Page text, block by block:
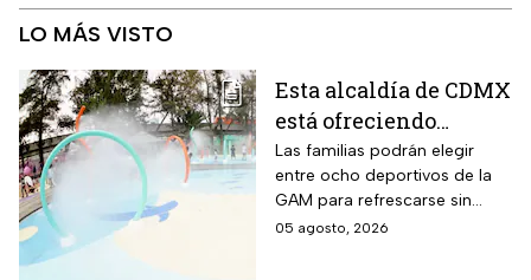
LO MÁS VISTO
Esta alcaldía de CDMX
está ofreciendo
albercas gratis
durante agosto de
2026: los únicos
requisitos que debes
Las familias podrán elegir
entre ocho deportivos de la
GAM para refrescarse sin
pagar entrada durante las
05 agosto, 2026